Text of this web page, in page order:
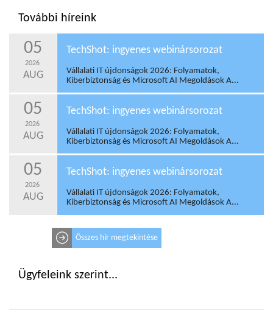
További híreink
05
2026
AUG
TechShot: ingyenes webinársorozat
Vállalati IT újdonságok 2026: Folyamatok,
Kiberbiztonság és Microsoft AI Megoldások A...
05
2026
AUG
TechShot: ingyenes webinársorozat
Vállalati IT újdonságok 2026: Folyamatok,
Kiberbiztonság és Microsoft AI Megoldások A...
05
2026
AUG
TechShot: ingyenes webinársorozat
Vállalati IT újdonságok 2026: Folyamatok,
Kiberbiztonság és Microsoft AI Megoldások A...
Összes hír megtekintése
Ügyfeleink szerint...